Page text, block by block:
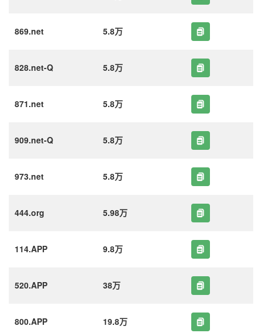
869.net 5.8万
828.net-Q 5.8万
871.net 5.8万
909.net-Q 5.8万
973.net 5.8万
444.org 5.98万
114.APP 9.8万
520.APP 38万
800.APP 19.8万